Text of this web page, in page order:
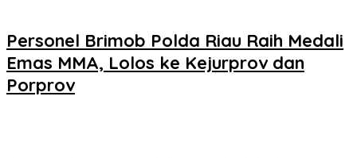
Personel Brimob Polda Riau Raih Medali
Emas MMA, Lolos ke Kejurprov dan
Porprov